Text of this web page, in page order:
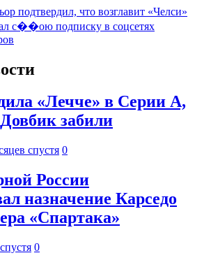
подтвердил, что возглавит «Челси»
с��ою подписку в соцсетях
«Лечче» в Серии А,
забили
спустя 0
России
назначение Карседо
«Спартака»
0